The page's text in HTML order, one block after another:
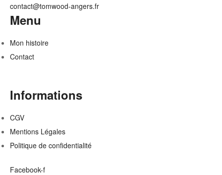
contact@tomwood-angers.fr
Menu
Mon histoire
Contact
Informations
CGV
Mentions Légales
Politique de confidentialité
Facebook-f